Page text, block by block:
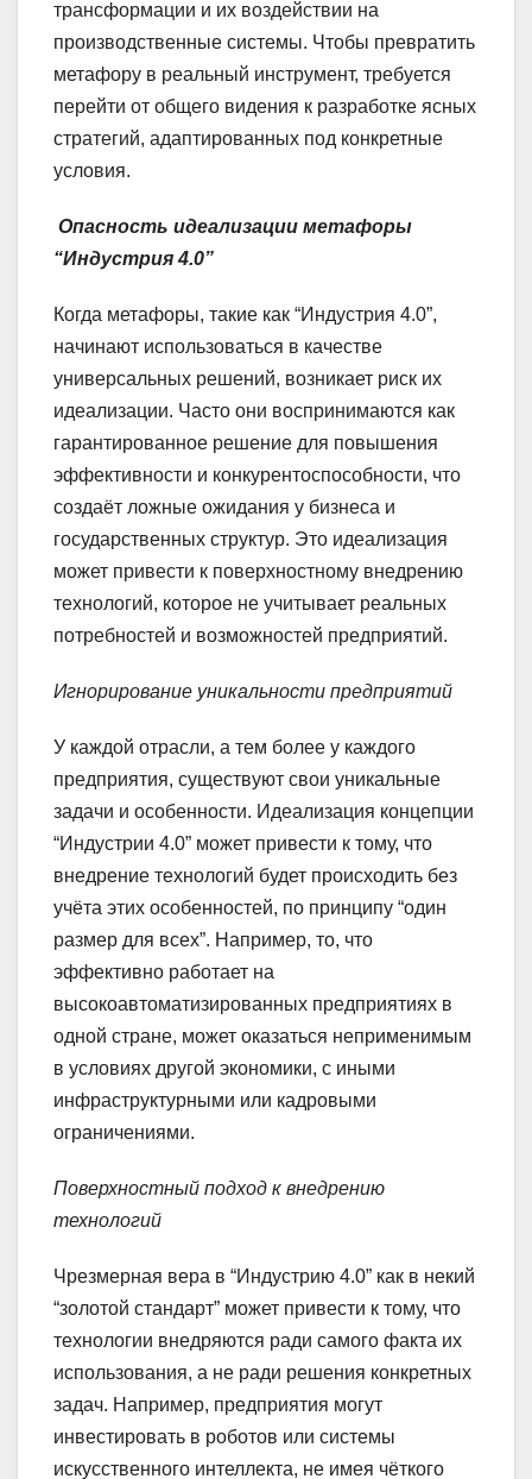
трансформации и их воздействии на
производственные системы. Чтобы превратить
метафору в реальный инструмент, требуется
перейти от общего видения к разработке ясных
стратегий, адаптированных под конкретные
условия.
Опасность идеализации метафоры
“Индустрия 4.0”
Когда метафоры, такие как “Индустрия 4.0”,
начинают использоваться в качестве
универсальных решений, возникает риск их
идеализации. Часто они воспринимаются как
гарантированное решение для повышения
эффективности и конкурентоспособности, что
создаёт ложные ожидания у бизнеса и
государственных структур. Это идеализация
может привести к поверхностному внедрению
технологий, которое не учитывает реальных
потребностей и возможностей предприятий.
Игнорирование уникальности предприятий
У каждой отрасли, а тем более у каждого
предприятия, существуют свои уникальные
задачи и особенности. Идеализация концепции
“Индустрии 4.0” может привести к тому, что
внедрение технологий будет происходить без
учёта этих особенностей, по принципу “один
размер для всех”. Например, то, что
эффективно работает на
высокоавтоматизированных предприятиях в
одной стране, может оказаться неприменимым
в условиях другой экономики, с иными
инфраструктурными или кадровыми
ограничениями.
Поверхностный подход к внедрению
технологий
Чрезмерная вера в “Индустрию 4.0” как в некий
“золотой стандарт” может привести к тому, что
технологии внедряются ради самого факта их
использования, а не ради решения конкретных
задач. Например, предприятия могут
инвестировать в роботов или системы
искусственного интеллекта, не имея чёткого